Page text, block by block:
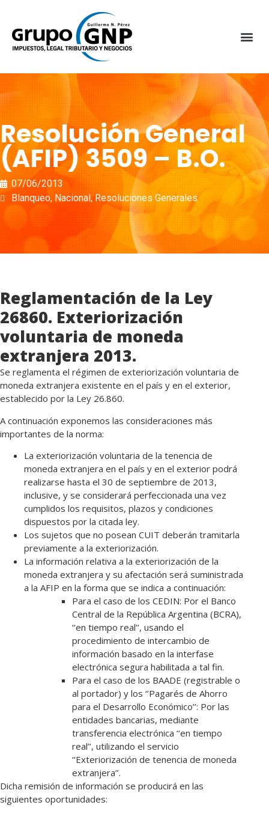
Resolución General
(AFIP) 3509 – B.O.
07/06/2013
Blanqueo, Nacional,Resoluciones Generales
Reglamentación de la Ley
26860. Exteriorización
voluntaria de moneda
extranjera 2013.
Se reglamenta el régimen de exteriorización voluntaria de
moneda extranjera existente en el país y en el exterior,
establecido por la Ley 26.860.
A continuación exponemos las consideraciones más
importantes de la norma:
La exteriorización voluntaria de la tenencia de
moneda extranjera en el país y en el exterior podrá
realizarse hasta el 30 de septiembre de 2013,
inclusive, y se considerará perfeccionada una vez
cumplidos los requisitos, plazos y condiciones
dispuestos por la citada ley.
Los sujetos que no posean CUIT deberán tramitarla
previamente a la exteriorización.
La información relativa a la exteriorización de la
moneda extranjera y su afectación será suministrada
a la AFIP en la forma que se indica a continuación:
Para el caso de los CEDIN: Por el Banco
Central de la República Argentina (BCRA),
‘‘en tiempo real’’, usando el
procedimiento de intercambio de
información basado en la interfase
electrónica segura habilitada a tal fin.
Para el caso de los BAADE (registrable o
al portador) y los ‘’Pagarés de Ahorro
para el Desarrollo Económico’’: Por las
entidades bancarias, mediante
transferencia electrónica ‘‘en tiempo
real’’, utilizando el servicio
‘‘Exteriorización de tenencia de moneda
extranjera’’.
Dicha remisión de información se producirá en las
siguientes oportunidades: